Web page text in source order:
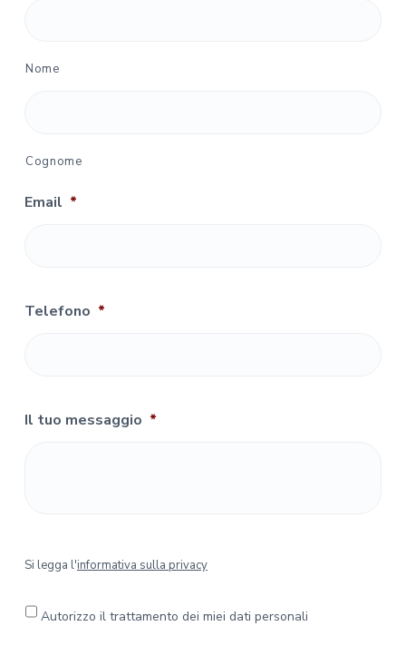
Nome
Cognome
Email *
Telefono *
Il tuo messaggio *
S
e
Si legga l'informativa sulla privacy
Autorizzo il trattamento dei miei dati personali